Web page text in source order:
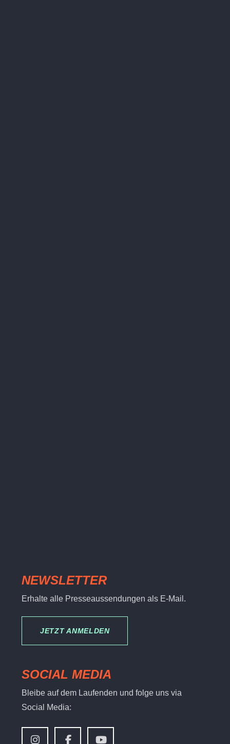
NEWSLETTER
Erhalte alle Presseaussendungen als E-Mail.
JETZT ANMELDEN
SOCIAL MEDIA
Bleibe auf dem Laufenden und folge uns via
Social Media: